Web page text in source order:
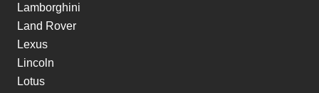
Lamborghini
Land Rover
Lexus
Lincoln
Lotus